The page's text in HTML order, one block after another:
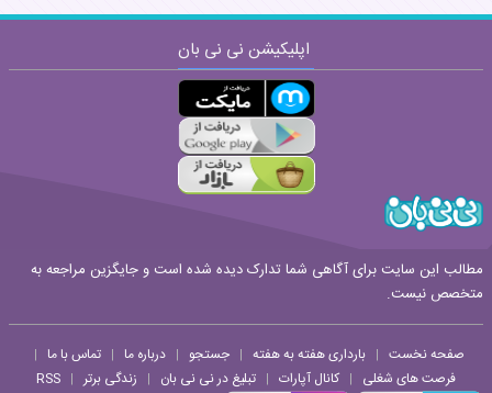
اپلیکیشن نی نی بان
مطالب این سایت برای آگاهی شما تدارک دیده شده است و جایگزین مراجعه به
متخصص نیست.
صفحه نخست | بارداری هفته به هفته | جستجو | درباره ما | تماس با ما |
فرصت های شغلی | کانال آپارات | تبلیغ در نی نی بان | زندگی برتر |
RSS